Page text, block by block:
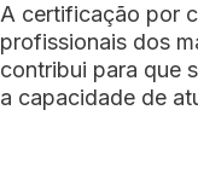
A certificação por
profissionais dos
contribui para que
a capacidade de